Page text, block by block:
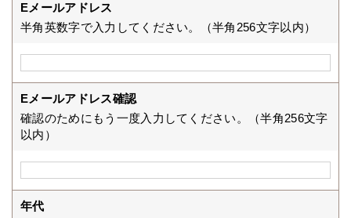
Eメールアドレス
半角英数字で入力してください。（半角256文字以内）
Eメールアドレス確認
確認のためにもう一度入力してください。（半角256文字
以内）
年代